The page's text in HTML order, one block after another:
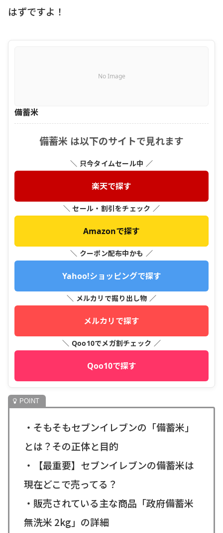
はずですよ！
No Image
備蓄米
備蓄米 は以下のサイトで見れます
＼ 只今タイムセール中 ／
楽天で探す
＼ セール・割引をチェック ／
Amazonで探す
＼ クーポン配布中かも ／
Yahoo!ショッピングで探す
＼ メルカリで掘り出し物 ／
メルカリで探す
＼ Qoo10でメガ割チェック ／
Qoo10で探す
・そもそもセブンイレブンの「備蓄米」
とは？その正体と目的
・【最重要】セブンイレブンの備蓄米は
現在どこで売ってる？
・販売されている主な商品「政府備蓄米
無洗米 2kg」の詳細